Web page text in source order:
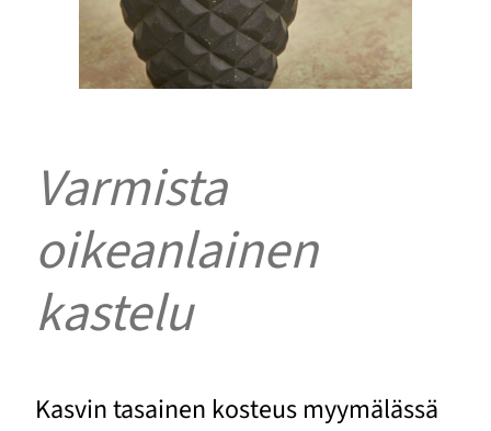
Varmista
oikeanlainen
kastelu
Kasvin tasainen kosteus myymälässä